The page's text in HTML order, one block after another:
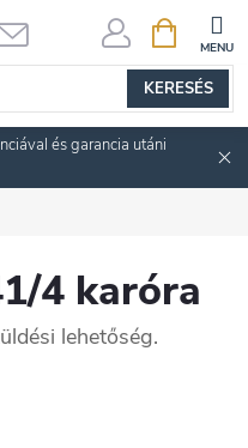
KERESÉS
KOSÁR
és garancia utáni
4 karóra
lehetőség.